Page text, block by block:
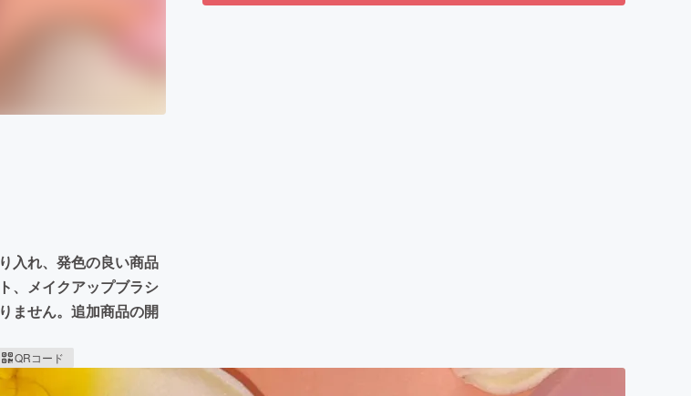
入れ、発色の良い商品
、メイクアップブラシ
ません。追加商品の開
QRコード